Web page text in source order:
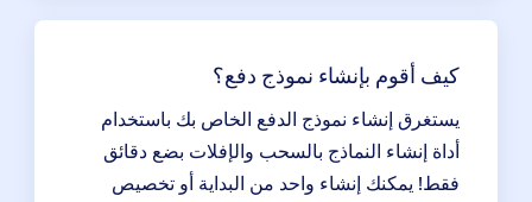
كيف أقوم بإنشاء نموذج دفع؟
يستغرق إنشاء نموذج الدفع الخاص بك باستخدام
أداة إنشاء النماذج بالسحب والإفلات بضع دقائق
فقط! يمكنك إنشاء واحد من البداية أو تخصيص